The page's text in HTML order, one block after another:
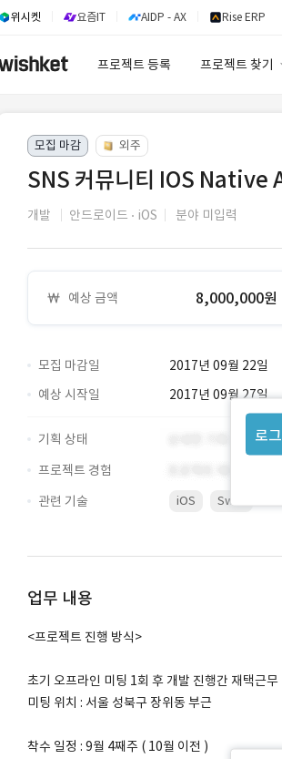
위시켓 요즘IT AIDP - AX Rise ERP
프로젝트 등록 프로젝트 찾기
모집 마감 외주
SNS 커뮤니티 IOS Native
개발 안드로이드 iOS 분야 미입력
예상 금액 8,000,000원
모집 마감일 2017년 09월 22일
로
예상 시작일 2017년 09월 27일
기획 상태
프로젝트 경험
관련 기술
iOS Swift
업무 내용
<프로젝트 진행 방식>
초기 오프라인 미팅 1회 후 개발 진행간 재택근무
미팅 위치 : 서울 성북구 장위동 부근
착수 일정 : 9월 4째주 ( 10월 이전 )